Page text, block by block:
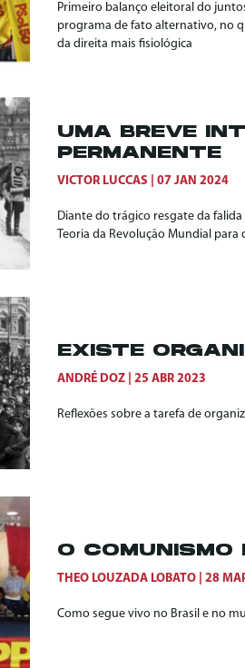
Primeiro balanço eleitoral do
programa de fato alternativo, no
da direita mais fisiológica
UMA BREVE
PERMANENTE
VICTOR LUCCAS 07 JAN 2024
Diante do trágico resgate da
Teoria da Revolução Mundial
EXISTE
ANDRÉ DOZ 25 ABR 2023
Reflexões sobre a tarefa de
O COMUNISMO
THEO LOUZADA LOBATO 28
Como segue vivo no Brasil e no